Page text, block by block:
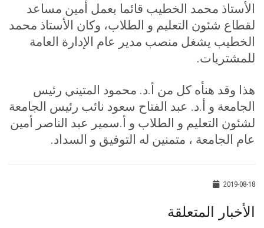
الخريجين
سجل الان
الأستاذ محمد الخطيب قائما بعمل أمين مساعد
لقطاع شئون التعليم و الطلاب، وكان الأستاذ محمد
الخطيب يشغل منصب مدير عام الإدارة العامة
للمشتريات.
هذا وقد هنأه كل من أ.د. محمود المتيني رئيس
الجامعة و أ.د. عبد الفتاح سعود نائب رئيس الجامعة
لشئون التعليم و الطلاب و أ.سمير عبد الناصر أمين
عام الجامعة ، متمنين له التوفيق و السداد.
2019-08-18
الأخبار المتعلقة